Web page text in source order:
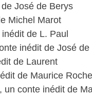
José de Berys
Michel Marot
de L. Paul
inédit de José de
de Laurent
de Maurice
un conte inédit de